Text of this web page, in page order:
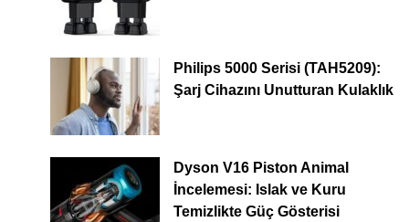
Philips 5000 Serisi (TAH5209):
Şarj Cihazını Unutturan Kulaklık
Dyson V16 Piston Animal
İncelemesi: Islak ve Kuru
Temizlikte Güç Gösterisi